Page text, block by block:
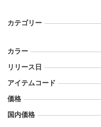
カテゴリー
カラー
リリース日
アイテムコード
価格
国内価格